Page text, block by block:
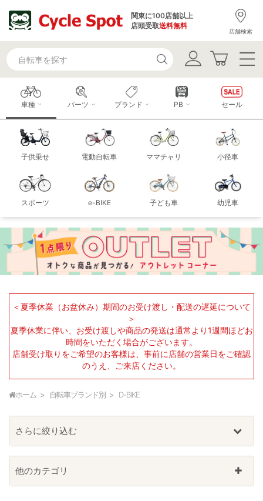
関東に100店舗以上
店頭受取送料無料
店舗検索
車種
子供乗せ 電動自転車 ママチャリ 小径車
スポーツ e-BIKE 子ども車 幼児車
パーツ ブランド PB セール
＜夏季休業（お盆休み）期間のお受け渡し・配送の遅延について
＞
夏季休業に伴い、お受け渡しや商品の発送は通常より1週間ほどお
時間をいただく場合がございます。
店舗受け取りをご希望のお客様は、事前に店舗の営業日をご確認
のうえ、ご来店ください。
ホーム 自転車ブランド別 D-BIKE
さらに絞り込む
他のカテゴリ